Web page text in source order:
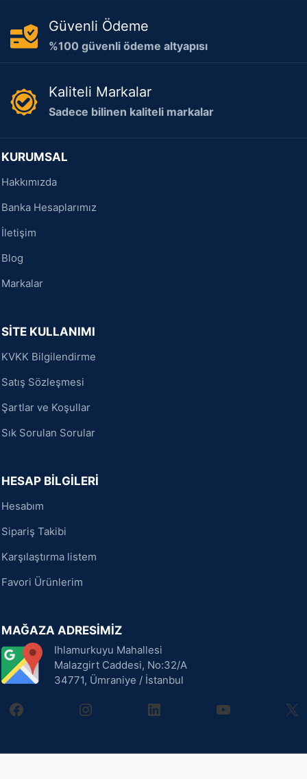
Güvenli Ödeme
%100 güvenli ödeme altyapısı
Kaliteli Markalar
Sadece bilinen kaliteli markalar
KURUMSAL
Hakkımızda
Banka Hesaplarımız
İletişim
Blog
Markalar
SİTE KULLANIMI
KVKK Bilgilendirme
Satış Sözleşmesi
Şartlar ve Koşullar
Sık Sorulan Sorular
HESAP BİLGİLERİ
Hesabım
Sipariş Takibi
Karşılaştırma listem
Favori Ürünlerim
MAĞAZA ADRESİMİZ
Ihlamurkuyu Mahallesi
Malazgirt Caddesi, No:32/A
34771, Ümraniye / İstanbul
facebookinstagramlinkedin youtube X